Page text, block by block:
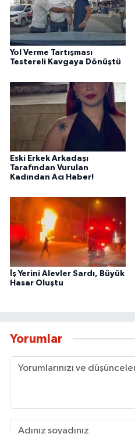
Yol Verme Tartışması
Testereli Kavgaya Dönüştü
Eski Erkek Arkadaşı
Tarafından Vurulan
Kadından Acı Haber!
İş Yerini Alevler Sardı, Büyük
Hasar Oluştu
Yorumlar